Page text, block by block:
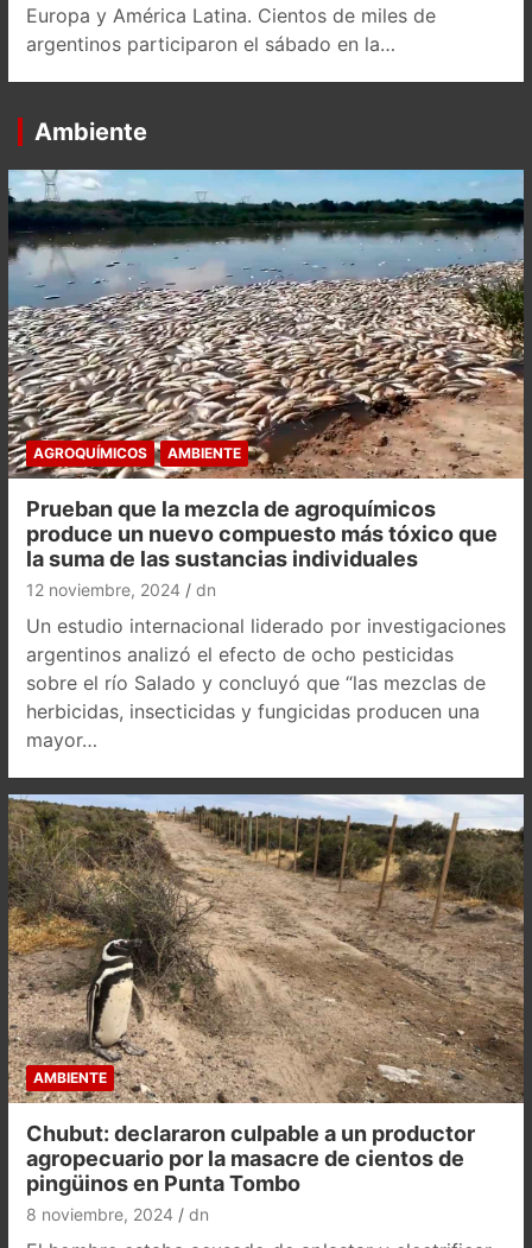
Europa y América Latina. Cientos de miles de
argentinos participaron el sábado en la…
Ambiente
AGROQUÍMICOS AMBIENTE
Prueban que la mezcla de agroquímicos
produce un nuevo compuesto más tóxico que
la suma de las sustancias individuales
12 noviembre, 2024 dn
Un estudio internacional liderado por investigaciones
argentinos analizó el efecto de ocho pesticidas
sobre el río Salado y concluyó que “las mezclas de
herbicidas, insecticidas y fungicidas producen una
mayor…
AMBIENTE
Chubut: declararon culpable a un productor
agropecuario por la masacre de cientos de
pingüinos en Punta Tombo
8 noviembre, 2024 dn